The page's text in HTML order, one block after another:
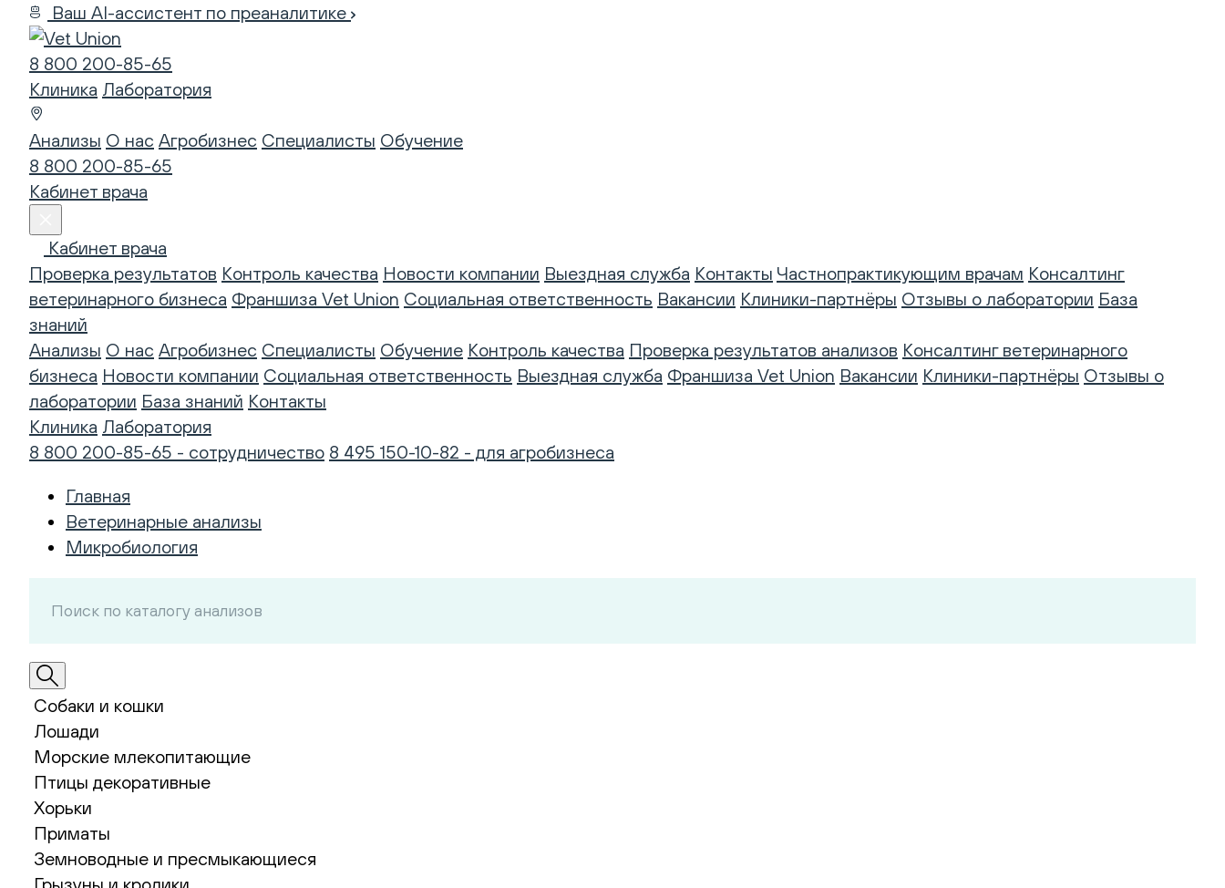
Ваш AI-ассистент по преаналитике
8 800 200-85-65
Клиника Лаборатория
Анализы О нас Агробизнес Специалисты Обучение
8 800 200-85-65
Кабинет врача
Кабинет врача
Проверка результатов Контроль качества Новости компании Выездная служба Контакты Частнопрактикующим врачам Консалтинг
ветеринарного бизнеса Франшиза Vet Union Социальная ответственность Вакансии Клиники-партнёры Отзывы о лаборатории База
знаний
Анализы О нас Агробизнес Специалисты Обучение Контроль качества Проверка результатов анализов Консалтинг ветеринарного
бизнеса Новости компании Социальная ответственность Выездная служба Франшиза Vet Union Вакансии Клиники-партнёры Отзывы о
лаборатории База знаний Контакты
Клиника Лаборатория
8 800 200-85-65 - сотрудничество 8 495 150-10-82 - для агробизнеса
Главная
Ветеринарные анализы
Микробиология
Собаки и кошки
Лошади
Морские млекопитающие
Птицы декоративные
Хорьки
Приматы
Земноводные и пресмыкающиеся